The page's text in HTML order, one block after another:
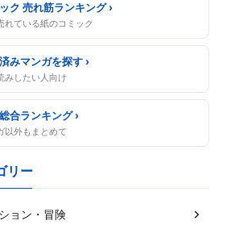
ク 売れ筋ランキング ›
れている紙のコミック
みマンガを探す ›
みしたい人向け
合ランキング ›
以外もまとめて
リー
ョン・冒険